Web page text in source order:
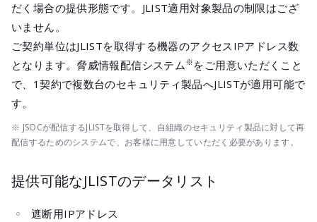
だく場合の提供形態です。JLIST適用対象製品の制限はござ
いません。
ご契約単位はJLISTを取得する機器のアクセスIPアドレス数
となります。脅威情報配信システム※ をご用意いただくこと
で、1契約で複数台のセキュリティ製品へJLISTが適用可能で
す。
※ JSOCが配信するJLISTを取得して、自組織のセキュリティ製品に対して再
配信するためのシステムで、お客様に用意していただく必要があります。
提供可能なJLISTのデータリスト
遮断用IPアドレス